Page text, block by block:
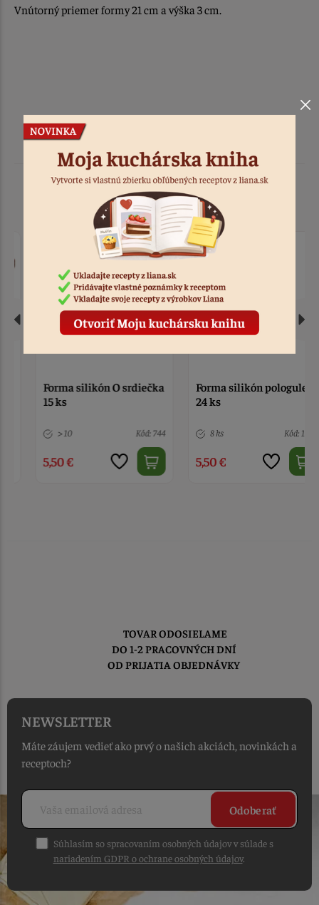
Vnútorný priemer formy 21 cm a výška 3 cm.
Podobné produkty
Forma silikón O srdiečka
15 ks
> 10 Kód: 744
5,50 €
Forma silikón pologule
24 ks
8 ks Kód: 1839
5,50 €
TOVAR ODOSIELAME
DO 1-2 PRACOVNÝCH DNÍ
OD PRIJATIA OBJEDNÁVKY
NEWSLETTER
Máte záujem vedieť ako prvý o našich akciách, novinkách a
receptoch?
Odoberať
Súhlasím so spracovaním osobných údajov v súlade s
nariadením GDPR o ochrane osobných údajov.